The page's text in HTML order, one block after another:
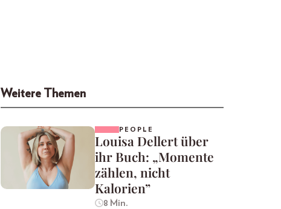
Weitere Themen
PEOPLE
Louisa Dellert über
ihr Buch: „Momente
zählen, nicht
Kalorien”
8 Min.